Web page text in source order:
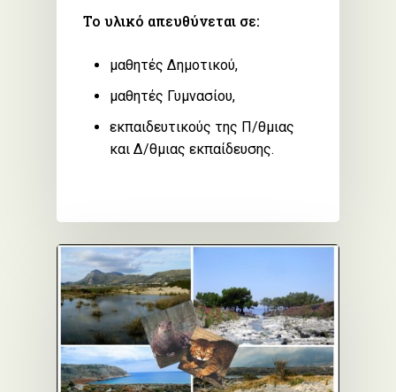
Το υλικό απευθύνεται σε:
μαθητές Δημοτικού,
μαθητές Γυμνασίου,
εκπαιδευτικούς της Π/θμιας
και Δ/θμιας εκπαίδευσης.